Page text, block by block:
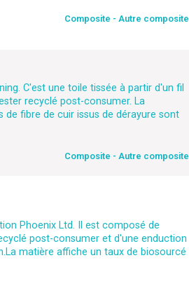
Composite - Autre composite
C'est une toile tissée à partir d'un fil
recyclé post-consumer. La
de fibre de cuir issus de dérayure sont
Composite - Autre composite
Phoenix Ltd. Il est composé de
post-consumer et d'une enduction
matière affiche un taux de biosourcé